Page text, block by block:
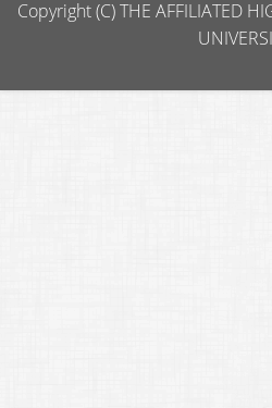
Copyright (C) THE AFFILIATED